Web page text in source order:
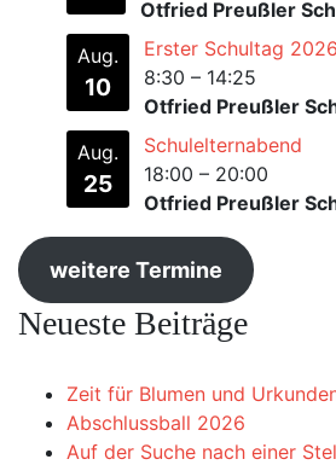
Otfried Preußler
Aug.
10
Erster Schultag
8:30 – 14:25
Otfried Preußler
Aug.
25
Schulelternabend
18:00 – 20:00
Otfried Preußler
weitere Termine
Neueste Beiträge
Zeit für Blumen und
Abschlussball 2026
Auf der Suche nach einer